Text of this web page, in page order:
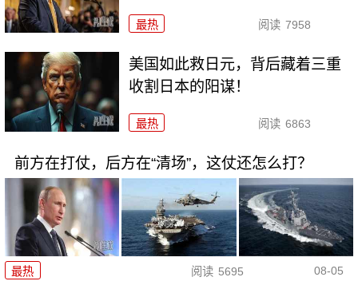
最热 阅读 7958
美国如此救日元，背后藏着三重
收割日本的阳谋！
最热 阅读 6863
前方在打仗，后方在“清场”，这仗还怎么打？
最热 阅读 5695 08-05